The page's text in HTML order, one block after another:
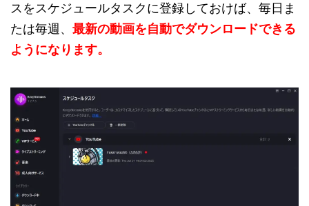
スをスケジュールタスクに登録しておけば、毎日ま
たは毎週、 最新の動画を自動でダウンロードできる
ようになります。